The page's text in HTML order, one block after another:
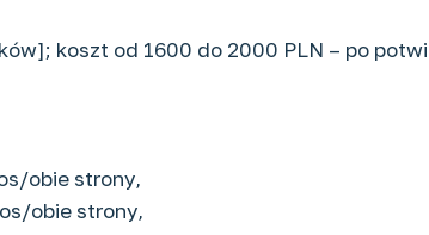
koszt od 1600 do 2000 PLN – po
obie strony,
obie strony,